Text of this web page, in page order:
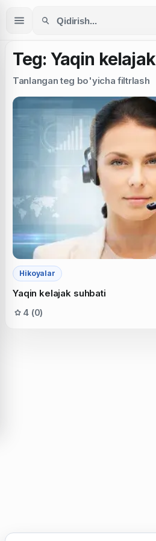
Teg: Yaqin kelajak
Tanlangan teg bo'yicha filtrlash
Hikoyalar
Yaqin kelajak suhbati
4 (0)